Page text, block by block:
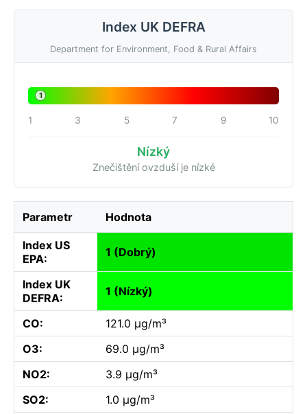
Index UK DEFRA
Department for Environment, Food & Rural Affairs
1
1 3 5 7 9 10
Nízký
Znečištění ovzduší je nízké
Parametr Hodnota
Index US
EPA:
1 (Dobrý)
Index UK
DEFRA:
1 (Nízký)
CO:
121.0 µg/m³
O3:
69.0 µg/m³
NO2:
3.9 µg/m³
SO2:
1.0 µg/m³